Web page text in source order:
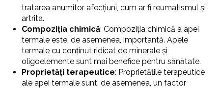
tratarea anumitor afecțiuni, cum ar fi reumatismul și
artrita.
Compoziția chimică: Compoziția chimică a apei
termale este, de asemenea, importantă. Apele
termale cu conținut ridicat de minerale și
oligoelemente sunt mai benefice pentru sănătate.
Proprietăți terapeutice: Proprietățile terapeutice
ale apei termale sunt, de asemenea, un factor